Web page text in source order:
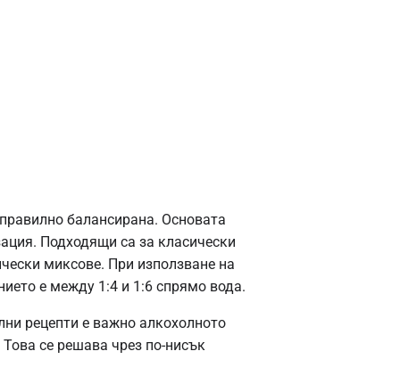
балансирана. Основата
Подходящи са за класически
миксове. При използване на
е между 1:4 и 1:6 спрямо вода.
рецепти е важно алкохолното
се решава чрез по-нисък